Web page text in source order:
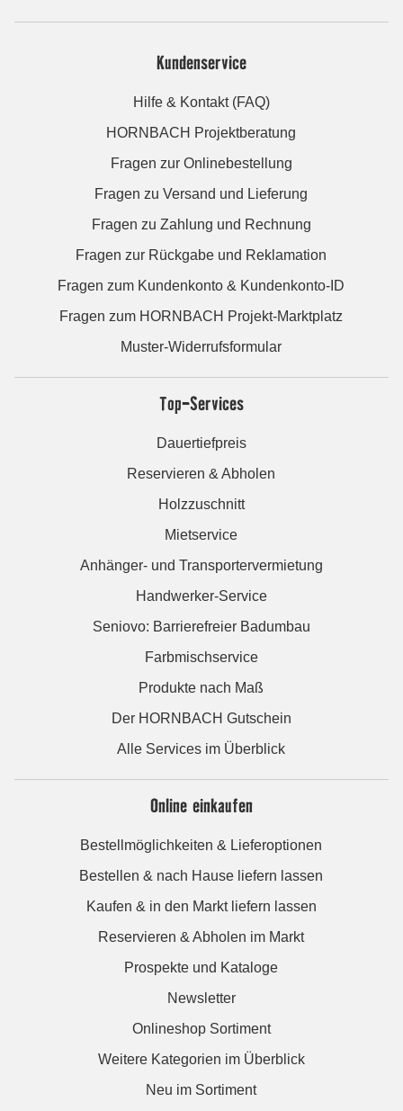
Kundenservice
Hilfe & Kontakt (FAQ)
HORNBACH Projektberatung
Fragen zur Onlinebestellung
Fragen zu Versand und Lieferung
Fragen zu Zahlung und Rechnung
Fragen zur Rückgabe und Reklamation
Fragen zum Kundenkonto & Kundenkonto-ID
Fragen zum HORNBACH Projekt-Marktplatz
Muster-Widerrufsformular
Top-Services
Dauertiefpreis
Reservieren & Abholen
Holzzuschnitt
Mietservice
Anhänger- und Transportervermietung
Handwerker-Service
Seniovo: Barrierefreier Badumbau
Farbmischservice
Produkte nach Maß
Der HORNBACH Gutschein
Alle Services im Überblick
Online einkaufen
Bestellmöglichkeiten & Lieferoptionen
Bestellen & nach Hause liefern lassen
Kaufen & in den Markt liefern lassen
Reservieren & Abholen im Markt
Prospekte und Kataloge
Newsletter
Onlineshop Sortiment
Weitere Kategorien im Überblick
Neu im Sortiment